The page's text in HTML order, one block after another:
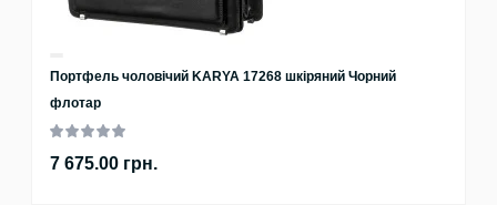
Портфель чоловічий KARYA 17268 шкіряний Чорний
флотар
7 675.00 грн.